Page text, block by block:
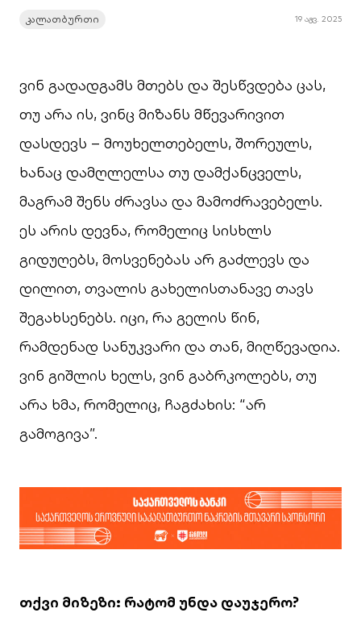
კალათბურთი 19 აგვ. 2025
ვინ გადადგამს მთებს და შესწვდება ცას,
თუ არა ის, ვინც მიზანს მწევარივით
დასდევს – მოუხელთებელს, შორეულს,
ხანაც დამღლელსა თუ დამქანცველს,
მაგრამ შენს ძრავსა და მამოძრავებელს.
ეს არის დევნა, რომელიც სისხლს
გიდუღებს, მოსვენებას არ გაძლევს და
დილით, თვალის გახელისთანავე თავს
შეგახსენებს. იცი, რა გელის წინ,
რამდენად სანუკვარი და თან, მიღწევადია.
ვინ გიშლის ხელს, ვინ გაბრკოლებს, თუ
არა ხმა, რომელიც, ჩაგძახის: “არ
გამოგივა”.
თქვი მიზეზი: რატომ უნდა დაუჯერო?